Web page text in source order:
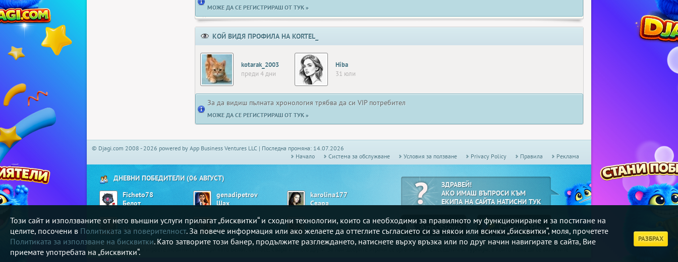
МОЖЕ ДА СЕ РЕГИСТРИРАШ ОТ ТУК »
КОЙ ВИДЯ ПРОФИЛА НА KORTEL_
kotarak_2003
преди 4 дни
Hiba
31 юли
За да видиш пълната хронология трябва да си VIP потребител
МОЖЕ ДА СЕ РЕГИСТРИРАШ ОТ ТУК »
Този сайт и използваните от него външни услуги прилагат „бисквитки“ и сходни технологии, които са необходими за правилното му функциониране и за постигане на
целите, посочени в Политиката за поверителност. За повече информация или ако желаете да оттеглите съгласието си за някои или всички „бисквитки“, моля, прочетете
Политиката за използване на бисквитки. Като затворите този банер, продължите разглеждането, натиснете върху връзка или по друг начин навигирате в сайта, Вие
приемате употребата на „бисквитки“.
РАЗБРАХ
© Djagi.com 2008 - 2026 powered by App Business Ventures LLC | Последна промяна: 14.07.2026
Начало
Системa за обслужване Условия за ползване Privacy Policy Правила Реклама
ДНЕВНИ ПОБЕДИТЕЛИ (06 АВГУСТ)
Ficheto78
Белот
genadipetrov
Шах
karolina177
Свара
Villie
Шише
Nicky_At
Реми
Ef5dafad
Табла - Комбинирана
ЗДРАВЕЙ!
АКО ИМАШ ВЪПРОСИ КЪМ
ЕКИПА НА САЙТА НАТИСНИ ТУК
В djagi.com може да играете любимите си игри като